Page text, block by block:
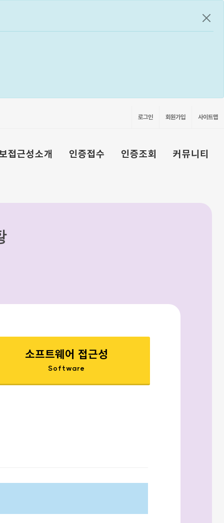
공지
로그인 회원가입 사이트맵
접근성소개 인증접수 인증조회 커뮤니티
소프트웨어 접근성
Software